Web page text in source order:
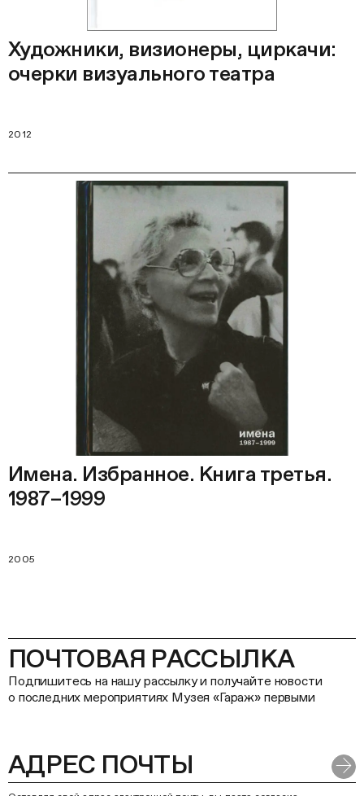
Художники, визионеры, циркачи:
очерки визуального театра
2012
Имена. Избранное. Книга третья.
1987–1999
2005
ПОЧТОВАЯ РАССЫЛКА
Подпишитесь на нашу рассылку и получайте новости
о последних мероприятиях Музея «Гараж» первыми